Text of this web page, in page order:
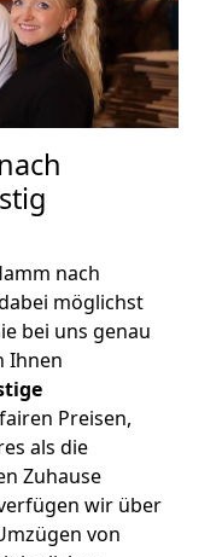
nach
möglichst
bei uns genau
Ihnen
Preisen,
als die
Zuhause
wir über
von